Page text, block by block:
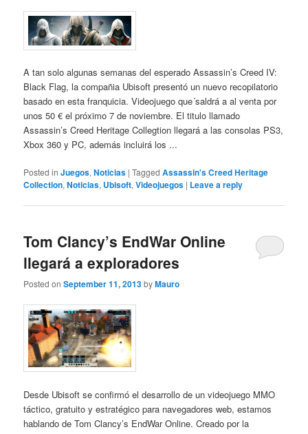
A tan solo algunas semanas del esperado Assassin’s Creed IV:
Black Flag, la compañia Ubisoft presentó un nuevo recopilatorio
basado en esta franquicia. Videojuego que´saldrá a al venta por
unos 50 € el próximo 7 de noviembre. El titulo llamado
Assassin’s Creed Heritage Collegtion llegará a las consolas PS3,
Xbox 360 y PC, además incluirá los ...
Posted in Juegos,Noticias |Tagged Assassin's Creed Heritage
Collection,Noticias, Ubisoft,Videojuegos | Leave a reply
Tom Clancy’s EndWar Online
llegará a exploradores
Posted onSeptember 11, 2013byMauro
Desde Ubisoft se confirmó el desarrollo de un videojuego MMO
táctico, gratuito y estratégico para navegadores web, estamos
hablando de Tom Clancy’s EndWar Online. Creado por la